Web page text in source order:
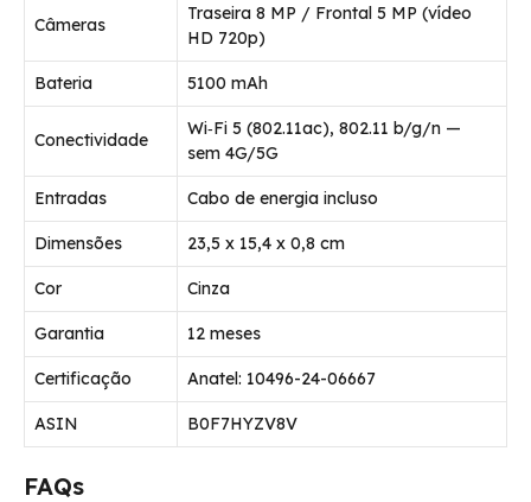
Câmeras
Traseira 8 MP / Frontal 5 MP (vídeo
HD 720p)
Bateria 5100 mAh
Conectividade
Wi‑Fi 5 (802.11ac), 802.11 b/g/n —
sem 4G/5G
Entradas Cabo de energia incluso
Dimensões 23,5 x 15,4 x 0,8 cm
Cor Cinza
Garantia 12 meses
Certificação Anatel: 10496-24-06667
ASIN B0F7HYZV8V
FAQs